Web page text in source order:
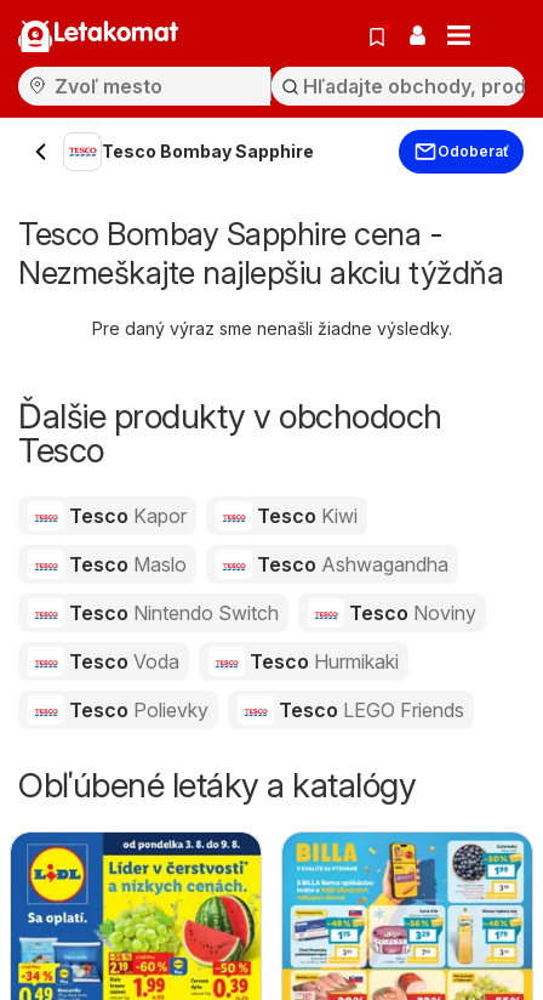
Letakomat
Tesco Bombay Sapphire Odoberať
Tesco Bombay Sapphire cena -
Nezmeškajte najlepšiu akciu týždňa
Pre daný výraz sme nenašli žiadne výsledky.
Ďalšie produkty v obchodoch
Tesco
Tesco Kapor Tesco Kiwi
Tesco Maslo Tesco Ashwagandha
Tesco Nintendo Switch Tesco Noviny
Tesco Voda Tesco Hurmikaki
Tesco Polievky Tesco LEGO Friends
Obľúbené letáky a katalógy